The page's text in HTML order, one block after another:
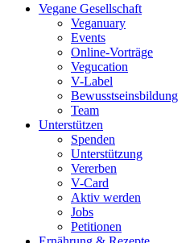
Vegane Gesellschaft
Veganuary
Events
Online-Vorträge
Vegucation
V-Label
Bewusstseinsbildung
Team
Unterstützen
Spenden
Unterstützung
Vererben
V-Card
Aktiv werden
Jobs
Petitionen